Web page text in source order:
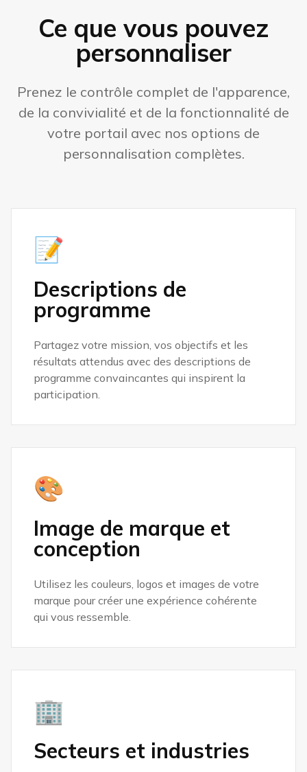
Ce que vous pouvez
personnaliser
Prenez le contrôle complet de l'apparence,
de la convivialité et de la fonctionnalité de
votre portail avec nos options de
personnalisation complètes.
📝
Descriptions de
programme
Partagez votre mission, vos objectifs et les
résultats attendus avec des descriptions de
programme convaincantes qui inspirent la
participation.
🎨
Image de marque et
conception
Utilisez les couleurs, logos et images de votre
marque pour créer une expérience cohérente
qui vous ressemble.
🏢
Secteurs et industries